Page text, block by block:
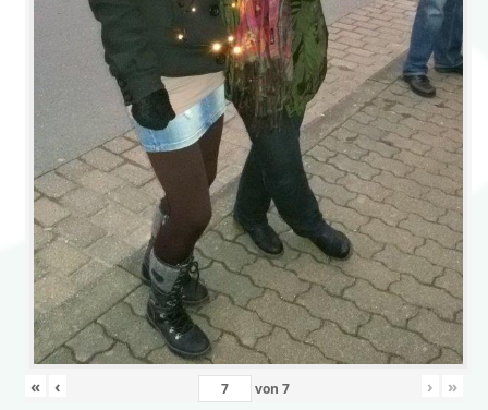
« ‹ von 7 › »